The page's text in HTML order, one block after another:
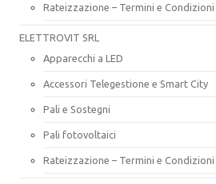
Rateizzazione – Termini e Condizioni
ELETTROVIT SRL
Apparecchi a LED
Accessori Telegestione e Smart City
Pali e Sostegni
Pali fotovoltaici
Rateizzazione – Termini e Condizioni